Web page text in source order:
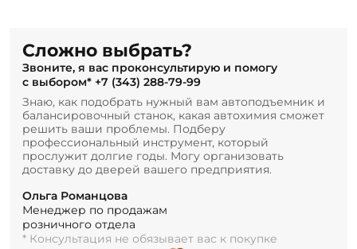
Сложно выбрать?
Звоните, я вас проконсультирую и помогу
с выбором* +7 (343) 288-79-99
Знаю, как подобрать нужный вам автоподъемник и
балансировочный станок, какая автохимия сможет
решить ваши проблемы. Подберу
профессиональный инструмент, который
прослужит долгие годы. Могу организовать
доставку до дверей вашего предприятия.
Ольга Романцова
Менеджер по продажам
розничного отдела
* Консультация не обязывает вас к покупке